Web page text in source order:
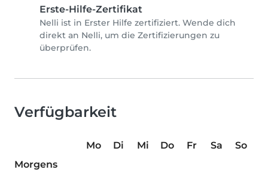
Erste-Hilfe-Zertifikat
Nelli ist in Erster Hilfe zertifiziert. Wende dich
direkt an Nelli, um die Zertifizierungen zu
überprüfen.
Verfügbarkeit
Mo Di Mi Do Fr Sa
So
Morgens